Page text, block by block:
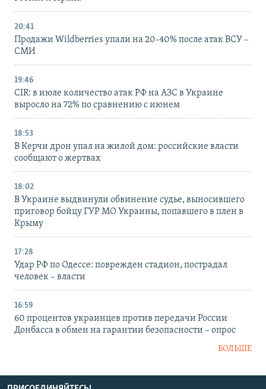
20:41
Продажи Wildberries упали на 20-40% после атак ВСУ –
СМИ
19:46
CIR: в июле количество атак РФ на АЗС в Украине
выросло на 72% по сравнению с июнем
18:53
В Керчи дрон упал на жилой дом: российские власти
сообщают о жертвах
18:02
В Украине выдвинули обвинение судье, выносившего
приговор бойцу ГУР МО Украины, попавшего в плен в
Крыму
17:28
Удар РФ по Одессе: поврежден стадион, пострадал
человек – власти
16:59
60 процентов украинцев против передачи России
Донбасса в обмен на гарантии безопасности – опрос
БОЛЬШЕ